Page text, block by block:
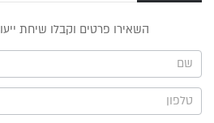
תפריט
צד
השאירו פרטים וקבלו שיחת